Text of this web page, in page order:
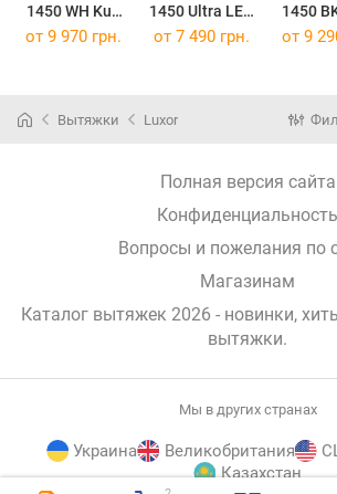
1450 WH Kup
LED
1450 Ultra LED
BK
1450
от 9 970 грн. от 7 490 грн. от 9
Вытяжки Luxor
Полная версия сайта
Конфиденциальность
Вопросы и пожелания по
Магазинам
Каталог вытяжек 2026 - новинки,
вытяжки.
Мы в других странах
Украина Великобритания
Казахстан